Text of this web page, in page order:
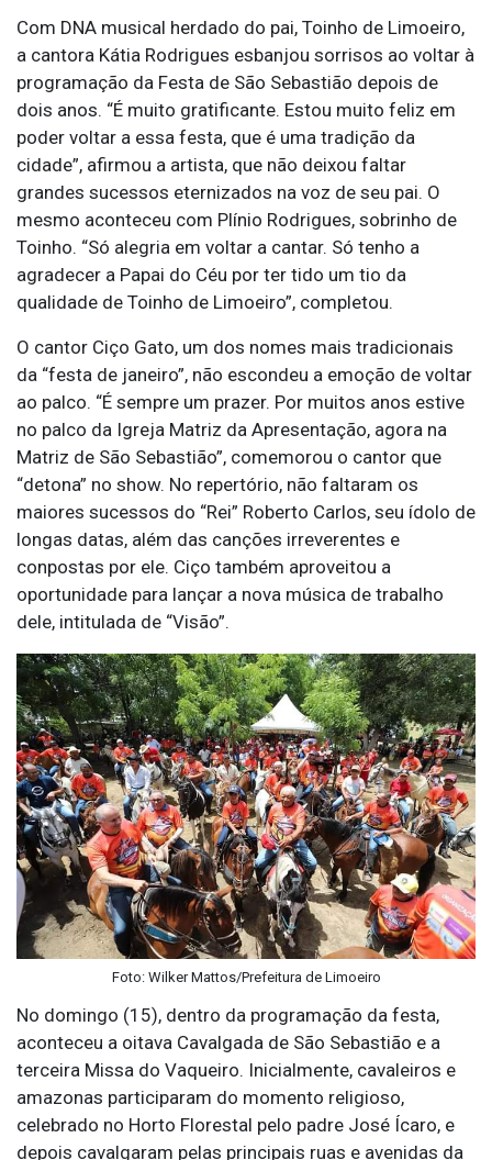
Com DNA musical herdado do pai, Toinho de Limoeiro,
a cantora Kátia Rodrigues esbanjou sorrisos ao voltar à
programação da Festa de São Sebastião depois de
dois anos. “É muito gratificante. Estou muito feliz em
poder voltar a essa festa, que é uma tradição da
cidade”, afirmou a artista, que não deixou faltar
grandes sucessos eternizados na voz de seu pai. O
mesmo aconteceu com Plínio Rodrigues, sobrinho de
Toinho. “Só alegria em voltar a cantar. Só tenho a
agradecer a Papai do Céu por ter tido um tio da
qualidade de Toinho de Limoeiro”, completou.
O cantor Ciço Gato, um dos nomes mais tradicionais
da “festa de janeiro”, não escondeu a emoção de voltar
ao palco. “É sempre um prazer. Por muitos anos estive
no palco da Igreja Matriz da Apresentação, agora na
Matriz de São Sebastião”, comemorou o cantor que
“detona” no show. No repertório, não faltaram os
maiores sucessos do “Rei” Roberto Carlos, seu ídolo de
longas datas, além das canções irreverentes e
conpostas por ele. Ciço também aproveitou a
oportunidade para lançar a nova música de trabalho
dele, intitulada de “Visão”.
Foto: Wilker Mattos/Prefeitura de Limoeiro
No domingo (15), dentro da programação da festa,
aconteceu a oitava Cavalgada de São Sebastião e a
terceira Missa do Vaqueiro. Inicialmente, cavaleiros e
amazonas participaram do momento religioso,
celebrado no Horto Florestal pelo padre José Ícaro, e
depois cavalgaram pelas principais ruas e avenidas da